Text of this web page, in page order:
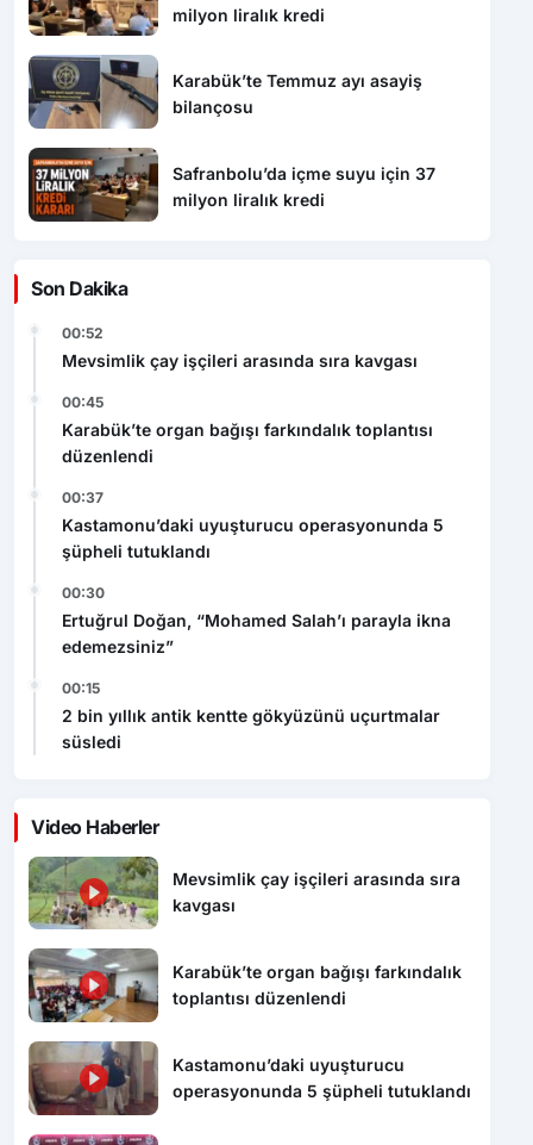
milyon liralık kredi
Karabük’te Temmuz ayı asayiş
bilançosu
Safranbolu’da içme suyu için 37
milyon liralık kredi
Son Dakika
00:52
Mevsimlik çay işçileri arasında sıra kavgası
00:45
Karabük’te organ bağışı farkındalık toplantısı
düzenlendi
00:37
Kastamonu’daki uyuşturucu operasyonunda 5
şüpheli tutuklandı
00:30
Ertuğrul Doğan, “Mohamed Salah’ı parayla ikna
edemezsiniz”
00:15
2 bin yıllık antik kentte gökyüzünü uçurtmalar
süsledi
Video Haberler
Mevsimlik çay işçileri arasında sıra
kavgası
Karabük’te organ bağışı farkındalık
toplantısı düzenlendi
Kastamonu’daki uyuşturucu
operasyonunda 5 şüpheli tutuklandı